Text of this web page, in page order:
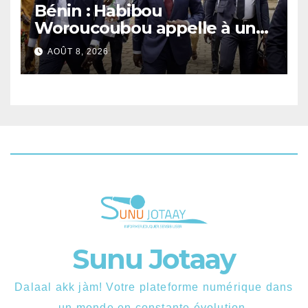
Bénin : Habibou
Woroucoubou appelle à un
retour du pluralisme avec le
Sénat
AOÛT 8, 2026
Sunu Jotaay
Dalaal akk jàm! Votre plateforme numérique dans